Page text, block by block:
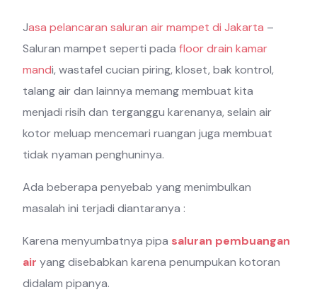
Jasa pelancaran saluran air mampet di Jakarta –
Saluran mampet seperti padafloor drain kamar
mandi, wastafel cucian piring, kloset, bak kontrol,
talang air dan lainnya memang membuat kita
menjadi risih dan terganggu karenanya, selain air
kotor meluap mencemari ruangan juga membuat
tidak nyaman penghuninya.
Ada beberapa penyebab yang menimbulkan
masalah ini terjadi diantaranya :
Karena menyumbatnya pipa saluran pembuangan
air yang disebabkan karena penumpukan kotoran
didalam pipanya.